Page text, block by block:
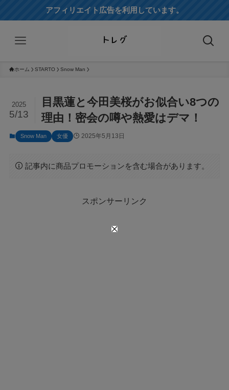
アフィリエイト広告を利用しています。
ホーム STARTO Snow Man
目黒蓮と今田美桜がお似合い8つの
理由！密会の噂や熱愛はデマ！
2025
5/13
Snow Man 女優 2025年5月13日
記事内に商品プロモーションを含む場合があります。
スポンサーリンク